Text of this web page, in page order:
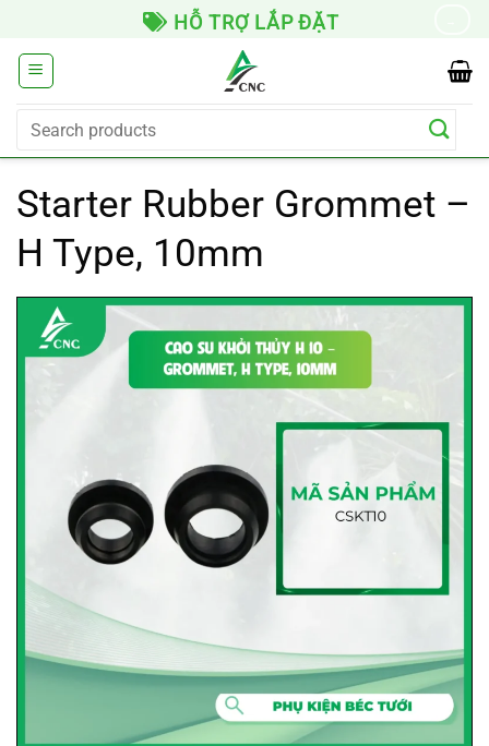
content
HỖ TRỢ LẮP ĐẶT
Search
Starter Rubber Grommet –
H Type, 10mm